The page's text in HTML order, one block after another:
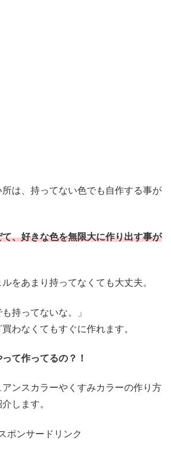
は、持ってない色でも自作する事が
、好きな色を無限大に作り出す事が
をあまり持ってなくても大丈夫。
持ってないな。」
わなくてもすぐに作れます。
て作ってるの？！
ンスカラーやくすみカラーの作り方
します。
ポンサードリンク